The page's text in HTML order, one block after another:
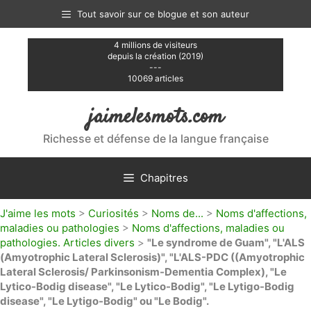
contenu
Tout savoir sur ce blogue et son auteur
4 millions de visiteurs
depuis la création (2019)
---
10069 articles
jaimelesmots.com
Richesse et défense de la langue française
Chapitres
J'aime les mots > Curiosités > Noms de... > Noms d'affections,
maladies ou pathologies > Noms d'affections, maladies ou
pathologies. Articles divers > "Le syndrome de Guam", "L'ALS
(Amyotrophic Lateral Sclerosis)", "L'ALS-PDC ((Amyotrophic
Lateral Sclerosis/ Parkinsonism-Dementia Complex), "Le
Lytico-Bodig disease", "Le Lytico-Bodig", "Le Lytigo-Bodig
disease", "Le Lytigo-Bodig" ou "Le Bodig".